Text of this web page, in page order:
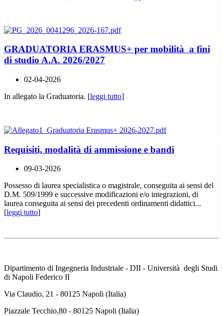
GRADUATORIA ERASMUS+ per mobilità a fini
di studio A.A. 2026/2027
02-04-2026
In allegato la Graduatoria. [leggi tutto]
Requisiti, modalità di ammissione e bandi
09-03-2026
Possesso di laurea specialistica o magistrale, conseguita ai sensi del
D.M. 509/1999 e successive modificazioni e/o integrazioni, di
laurea conseguita ai sensi dei precedenti ordinamenti didattici...
[leggi tutto]
Dipartimento di Ingegneria Industriale - DII - Università degli Studi
di Napoli Federico II
Via Claudio, 21 - 80125 Napoli (Italia)
Piazzale Tecchio,80 - 80125 Napoli (Italia)